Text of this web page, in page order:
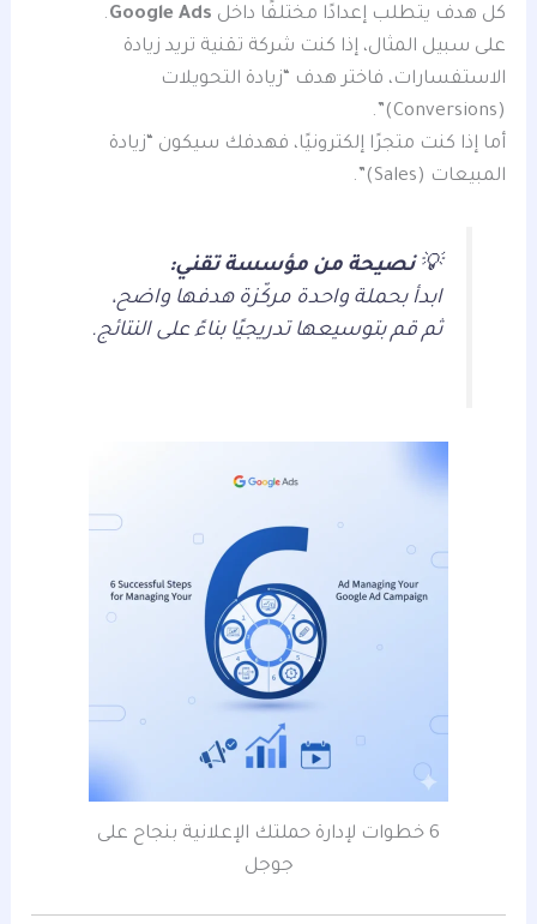
كل هدف يتطلب إعدادًا مختلفًا داخل Google Ads
.
على سبيل المثال، إذا كنت شركة تقنية تريد زيادة
الاستفسارات، فاختر هدف “زيادة التحويلات
(Conversions)”.
أما إذا كنت متجرًا إلكترونيًا، فهدفك سيكون “زيادة
المبيعات (Sales)”.
💡نصيحة من مؤسسة تقني:
ابدأ بحملة واحدة مركّزة هدفها واضح،
ثم قم بتوسيعها تدريجيًا بناءً على النتائج.
6 خطوات لإدارة حملتك الإعلانية بنجاح على
جوجل